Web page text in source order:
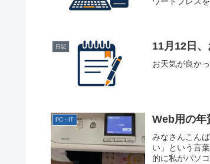
日記 11月12日
お天気が良か
PC・IT Web用の年
みなさんこん
い」という言
的に私がパソ